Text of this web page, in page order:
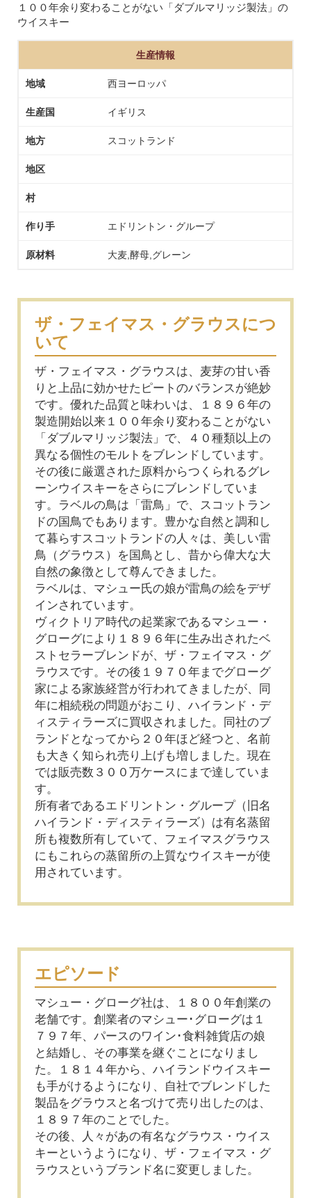
１００年余り変わることがない「ダブルマリッジ製法」の
ウイスキー
生産情報
地域 西ヨーロッパ
生産国 イギリス
地方 スコットランド
地区
村
作り手 エドリントン・グループ
原材料 大麦,酵母,グレーン
ザ・フェイマス・グラウスにつ
いて
ザ・フェイマス・グラウスは、麦芽の甘い香
りと上品に効かせたピートのバランスが絶妙
です。優れた品質と味わいは、１８９６年の
製造開始以来１００年余り変わることがない
「ダブルマリッジ製法」で、４０種類以上の
異なる個性のモルトをブレンドしています。
その後に厳選された原料からつくられるグレ
ーンウイスキーをさらにブレンドしていま
す。ラベルの鳥は「雷鳥」で、スコットラン
ドの国鳥でもあります。豊かな自然と調和し
て暮らすスコットランドの人々は、美しい雷
鳥（グラウス）を国鳥とし、昔から偉大な大
自然の象徴として尊んできました。
ラベルは、マシュー氏の娘が雷鳥の絵をデザ
インされています。
ヴィクトリア時代の起業家であるマシュー・
グローグにより１８９６年に生み出されたベ
ストセラーブレンドが、ザ・フェイマス・グ
ラウスです。その後１９７０年までグローグ
家による家族経営が行われてきましたが、同
年に相続税の問題がおこり、ハイランド・デ
ィスティラーズに買収されました。同社のブ
ランドとなってから２０年ほど経つと、名前
も大きく知られ売り上げも増しました。現在
では販売数３００万ケースにまで達していま
す。
所有者であるエドリントン・グループ（旧名
ハイランド・ディスティラーズ）は有名蒸留
所も複数所有していて、フェイマスグラウス
にもこれらの蒸留所の上質なウイスキーが使
用されています。
エピソード
マシュー・グローグ社は、１８００年創業の
老舗です。創業者のマシュー･グローグは１
７９７年、パースのワイン･食料雑貨店の娘
と結婚し、その事業を継ぐことになりまし
た。１８１４年から、ハイランドウイスキー
も手がけるようになり、自社でブレンドした
製品をグラウスと名づけて売り出したのは、
１８９７年のことでした。
その後、人々があの有名なグラウス・ウイス
キーというようになり、ザ・フェイマス・グ
ラウスというブランド名に変更しました。